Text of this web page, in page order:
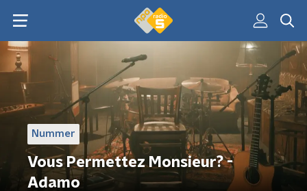
Nummer
Vous Permettez Monsieur? -
Adamo